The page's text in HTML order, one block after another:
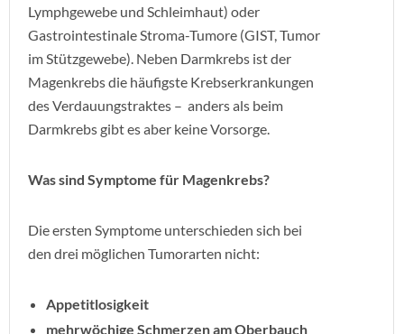
Lymphgewebe und Schleimhaut) oder
Gastrointestinale Stroma-Tumore (GIST, Tumor
im Stützgewebe). Neben Darmkrebs ist der
Magenkrebs die häufigste Krebserkrankungen
des Verdauungstraktes – anders als beim
Darmkrebs gibt es aber keine Vorsorge.
Was sind Symptome für Magenkrebs?
Die ersten Symptome unterschieden sich bei
den drei möglichen Tumorarten nicht:
Appetitlosigkeit
mehrwöchige Schmerzen am Oberbauch